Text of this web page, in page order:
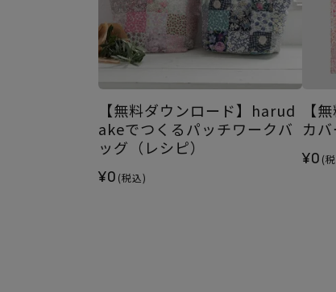
【無料ダウンロード】harud
akeでつくるパッチワークバ
ッグ（レシピ）
¥0 (税込)
【
カバ
¥0 (